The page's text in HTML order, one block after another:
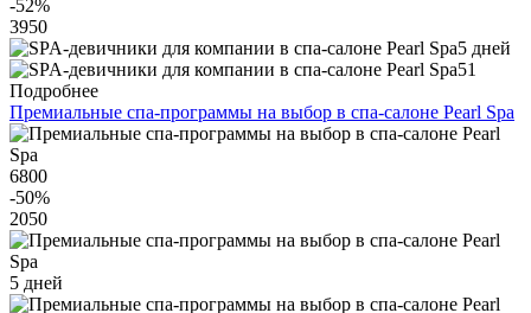
-52%
3950
5 дней
51
Подробнее
Премиальные спа-программы на выбор в спа-салоне Pearl Spa
6800
-50%
2050
5 дней